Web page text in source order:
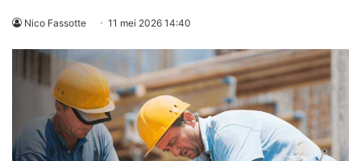
Nico Fassotte 11 mei 2026 14:40